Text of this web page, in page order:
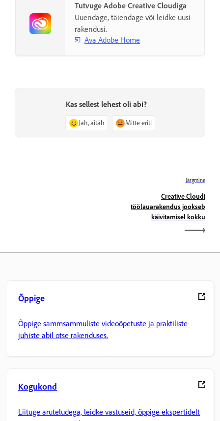
Tutvuge Adobe Creative Cloudiga
Uuendage, täiendage või leidke uusi
rakendusi.
Ava Adobe Home
Kas sellest lehest oli abi?
Jah, aitäh Mitte eriti
Järgmine
Creative Cloudi
töölauarakendus jookseb
käivitamisel kokku
Õppige
Õppige sammsammuliste videoõpetuste ja praktiliste
juhiste abil otse rakenduses.
Kogukond
Liituge aruteludega, leidke vastuseid, õppige ekspertidelt